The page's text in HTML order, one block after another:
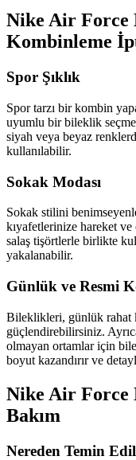
Nike Air
Kombinleme
Spor Şıklık
Spor tarzı bir kombin
uyumlu bir bileklik
siyah veya beyaz
kullanılabilir.
Sokak Modası
Sokak stilini
kıyafetlerinize hareket
salaş tişörtlerle birlikte
yakalanabilir.
Günlük ve Resmi
Bileklikleri, günlük rahat
güçlendirebilirsiniz.
olmayan ortamlar için
boyut kazandırır ve
Nike Air Force
Bakım
Nereden Temin